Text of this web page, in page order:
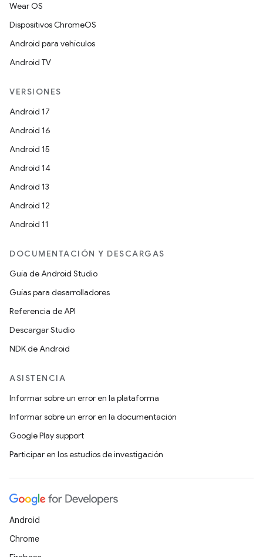
Wear OS
Dispositivos ChromeOS
Android para vehículos
Android TV
VERSIONES
Android 17
Android 16
Android 15
Android 14
Android 13
Android 12
Android 11
DOCUMENTACIÓN Y DESCARGAS
Guía de Android Studio
Guías para desarrolladores
Referencia de API
Descargar Studio
NDK de Android
ASISTENCIA
Informar sobre un error en la plataforma
Informar sobre un error en la documentación
Google Play support
Participar en los estudios de investigación
Android
Chrome